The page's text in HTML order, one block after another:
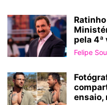
pela 4ª
Felipe
ensaio,